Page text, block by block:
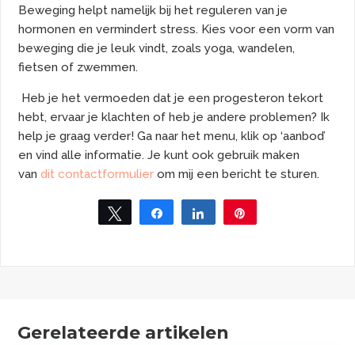
Beweging helpt namelijk bij het reguleren van je
hormonen en vermindert stress. Kies voor een vorm van
beweging die je leuk vindt, zoals yoga, wandelen,
fietsen of zwemmen.
Heb je het vermoeden dat je een progesteron tekort
hebt, ervaar je klachten of heb je andere problemen? Ik
help je graag verder!Ga naar het menu, klik op ‘aanbod’
en vind alle informatie. Je kunt ook gebruik maken
van dit contactformulier om mij een bericht te sturen.
Tweet Share Share
Gerelateerde artikelen